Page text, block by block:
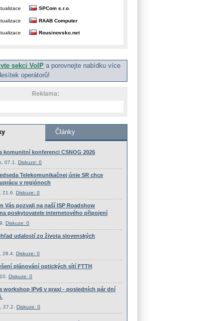
SPCom s.r.o.
RAAB Computer
Rousinovsko.net
sekci VoIP a porovnejte nabídku více
operátorů!
Reklama: